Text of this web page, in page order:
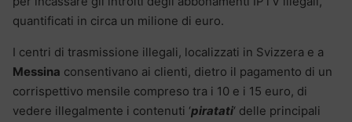
quantificati in circa un milione di euro.
I centri di trasmissione illegali, localizzati in Svizzera e a
Messina consentivano ai clienti, dietro il pagamento di un
corrispettivo mensile compreso tra i 10 e i 15 euro, di
vedere illegalmente i contenuti ‘piratati‘ delle principali